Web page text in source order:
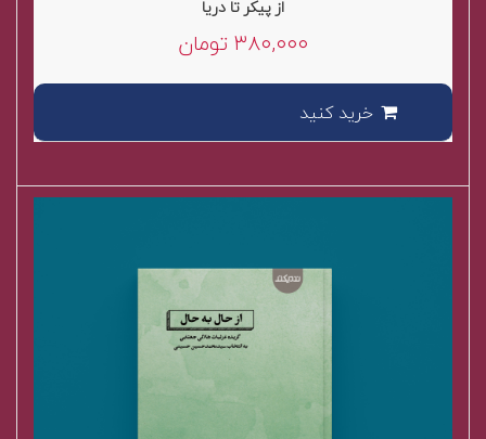
out
of
از پیکر تا دریا
۳۸۰,۰۰۰ تومان
خرید کنید